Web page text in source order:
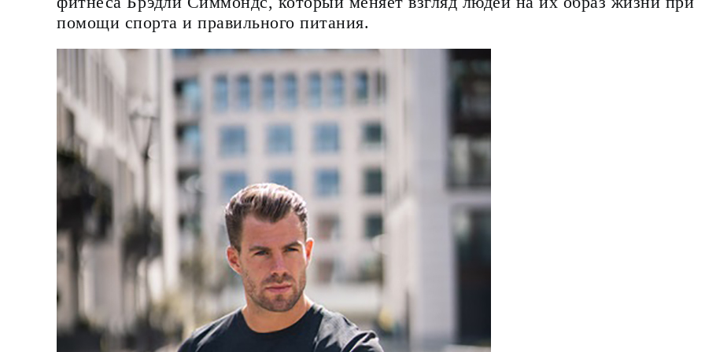
помощи спорта и правильного питания.